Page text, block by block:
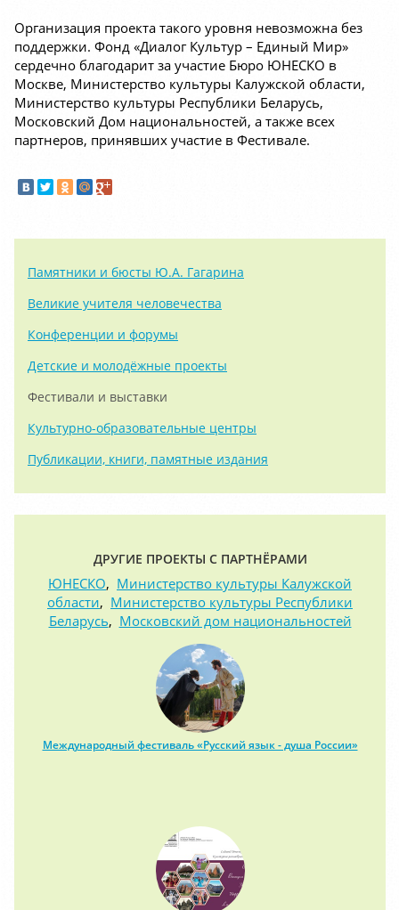
Организация проекта такого уровня невозможна без
поддержки. Фонд «Диалог Культур – Единый Мир»
сердечно благодарит за участие Бюро ЮНЕСКО в
Москве, Министерство культуры Калужской области,
Министерство культуры Республики Беларусь,
Московский Дом национальностей, а также всех
партнеров, принявших участие в Фестивале.
Памятники и бюсты Ю.А. Гагарина
Великие учителя человечества
Конференции и форумы
Детские и молодёжные проекты
Фестивали и выставки
Культурно-образовательные центры
Публикации, книги, памятные издания
ДРУГИЕ ПРОЕКТЫ С ПАРТНЁРАМИ
ЮНЕСКО, Министерство культуры Калужской
области, Министерство культуры Республики
Беларусь, Московский дом национальностей
Международный фестиваль «Русский язык - душа России»